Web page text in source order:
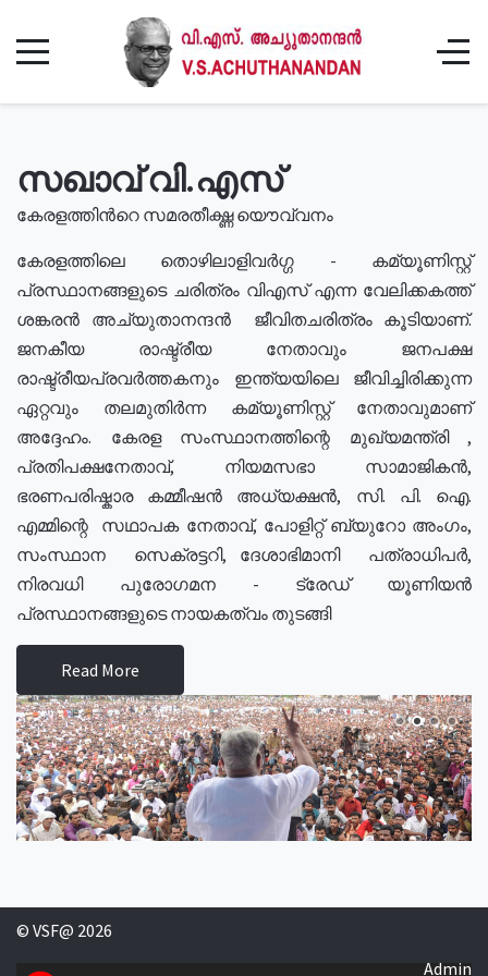
സഖാവ് വി.എസ്
കേരളത്തിൻറെ സമരതീക്ഷ്ണ യൌവ്വനം
കേരളത്തിലെ തൊഴിലാളിവർഗ്ഗ - കമ്യൂണിസ്റ്റ്
പ്രസ്ഥാനങ്ങളുടെ ചരിത്രം വിഎസ് എന്ന വേലിക്കകത്ത്
ശങ്കരൻ അച്യുതാനന്ദൻ ജീവിതചരിത്രം കൂടിയാണ്.
ജനകീയ രാഷ്ട്രീയ നേതാവും ജനപക്ഷ
രാഷ്ട്രീയപ്രവർത്തകനും ഇന്ത്യയിലെ ജീവിച്ചിരിക്കുന്ന
ഏറ്റവും തലമുതിർന്ന കമ്യൂണിസ്റ്റ് നേതാവുമാണ്
അദ്ദേഹം. കേരള സംസ്ഥാനത്തിന്റെ മുഖ്യമന്ത്രി ,
പ്രതിപക്ഷനേതാവ്, നിയമസഭാ സാമാജികൻ,
ഭരണപരിഷ്കാര കമ്മീഷൻ അധ്യക്ഷൻ, സി. പി. ഐ.
എമ്മിന്റെ സഥാപക നേതാവ്, പോളിറ്റ് ബ്യുറോ അംഗം,
സംസ്ഥാന സെക്രട്ടറി, ദേശാഭിമാനി പത്രാധിപർ,
നിരവധി പുരോഗമന - ട്രേഡ് യൂണിയൻ
പ്രസ്ഥാനങ്ങളുടെ നായകത്വം തുടങ്ങി
Read More
© VSF@ 2026
Admin